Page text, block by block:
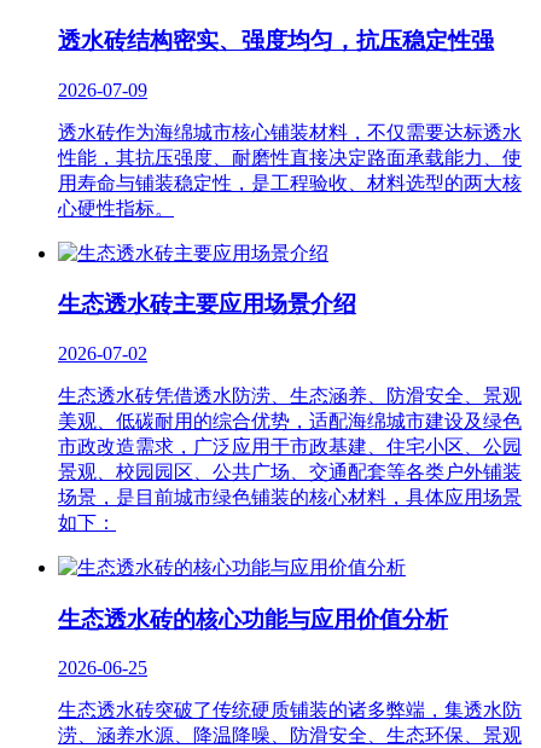
透水砖结构密实、强度均匀，抗压稳定性强
2026-07-09
透水砖作为海绵城市核心铺装材料，不仅需要达标透水
性能，其抗压强度、耐磨性直接决定路面承载能力、使
用寿命与铺装稳定性，是工程验收、材料选型的两大核
心硬性指标。
生态透水砖主要应用场景介绍
2026-07-02
生态透水砖凭借透水防涝、生态涵养、防滑安全、景观
美观、低碳耐用的综合优势，适配海绵城市建设及绿色
市政改造需求，广泛应用于市政基建、住宅小区、公园
景观、校园园区、公共广场、交通配套等各类户外铺装
场景，是目前城市绿色铺装的核心材料，具体应用场景
如下：
生态透水砖的核心功能与应用价值分析
2026-06-25
生态透水砖突破了传统硬质铺装的诸多弊端，集透水防
涝、涵养水源、降温降噪、防滑安全、生态环保、景观